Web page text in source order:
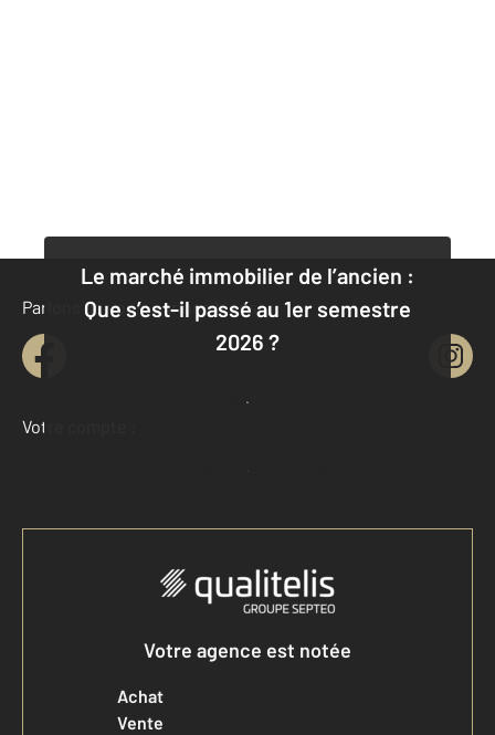
Le marché immobilier de l’ancien :
Que s’est-il passé au 1er semestre
2026 ?
Je découvre
Parlons de vous, parlons biens
Votre compte :
Accéder à mon compte
Votre agence est notée
Achat
Vente